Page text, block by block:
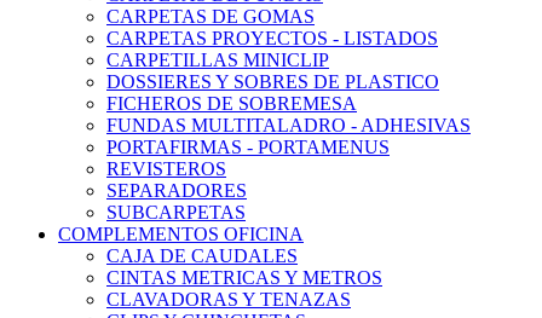
CARPETAS DE GOMAS
CARPETAS PROYECTOS - LISTADOS
CARPETILLAS MINICLIP
DOSSIERES Y SOBRES DE PLASTICO
FICHEROS DE SOBREMESA
FUNDAS MULTITALADRO - ADHESIVAS
PORTAFIRMAS - PORTAMENUS
REVISTEROS
SEPARADORES
SUBCARPETAS
COMPLEMENTOS OFICINA
CAJA DE CAUDALES
CINTAS METRICAS Y METROS
CLAVADORAS Y TENAZAS